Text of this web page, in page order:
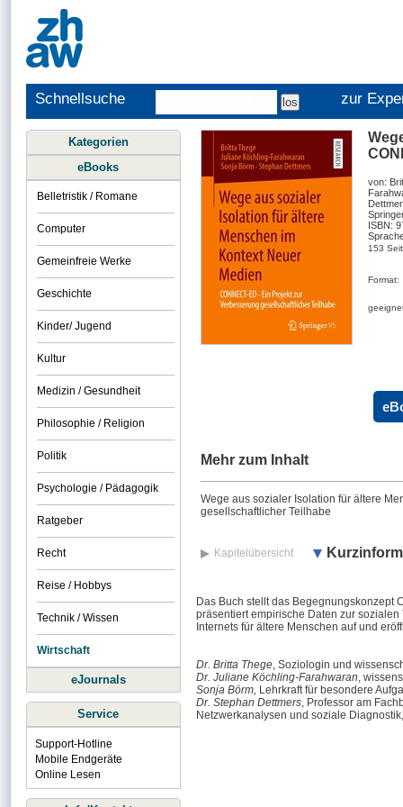
Schnellsuche zur
von:
ISBN:
153
Format:
Mehr zum Inhalt
Wege aus sozialer Isolation für ältere
gesellschaftlicher Teilhabe
Kapitelübersicht
Das Buch stellt das Begegnungskonzept
präsentiert empirische Daten zur
Internets für ältere Menschen auf und
Dr. Britta Thege, Soziologin und
Dr. Juliane Köchling-Farahwaran,
Sonja Börm, Lehrkraft für besondere
Dr. Stephan Dettmers, Professor am
Netzwerkanalysen und soziale
Kategorien
eBooks
Belletristik / Romane
Computer
Gemeinfreie Werke
Geschichte
Kinder/ Jugend
Kultur
Medizin / Gesundheit
Philosophie / Religion
Politik
Psychologie / Pädagogik
Ratgeber
Recht
Reise / Hobbys
Technik / Wissen
Wirtschaft
eJournals
Service
Support-Hotline
Mobile Endgeräte
Online Lesen